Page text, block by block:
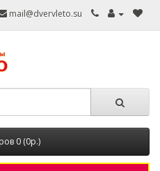
mail@dvervleto.su
0 (0р.)